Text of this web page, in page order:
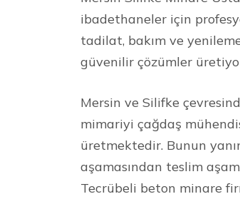
ibadethaneler için
tadilat, bakım ve
güvenilir çözümler
Mersin ve Silifke
mimariyi çağdaş
üretmektedir. Bunun
aşamasından teslim
Tecrübeli beton minare